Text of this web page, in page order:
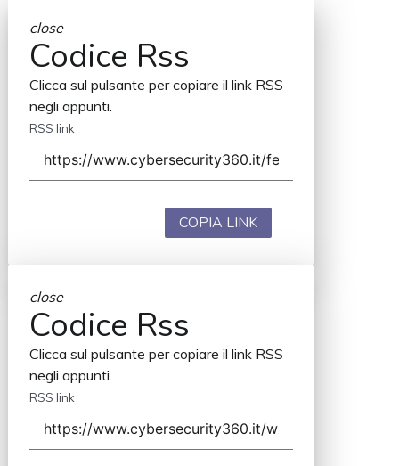
close
Codice Rss
Clicca sul pulsante per copiare il link RSS
negli appunti.
RSS link
COPIA LINK
close
Codice Rss
Clicca sul pulsante per copiare il link RSS
negli appunti.
RSS link